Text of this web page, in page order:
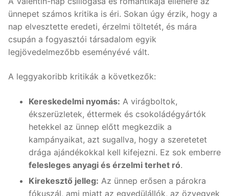
ünnepet számos kritika is éri. Sokan úgy érzik, hogy a
nap elvesztette eredeti, érzelmi töltetét, és mára
csupán a fogyasztói társadalom egyik
legjövedelmezőbb eseményévé vált.
A leggyakoribb kritikák a következők:
Kereskedelmi nyomás: A virágboltok,
ékszerüzletek, éttermek és csokoládégyártók
hetekkel az ünnep előtt megkezdik a
kampányaikat, azt sugallva, hogy a szeretetet
drága ajándékokkal kell kifejezni. Ez sok emberre
felesleges anyagi és érzelmi terhet ró.
Kirekesztő jelleg: Az ünnep erősen a párokra
fókuszál, ami miatt az egyedülállók, az özvegyek